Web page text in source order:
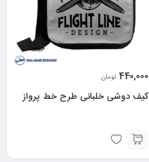
440,000 تومان
کیف دوشی خلبانی طرح خط پرواز